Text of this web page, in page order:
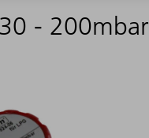
- 200mbar